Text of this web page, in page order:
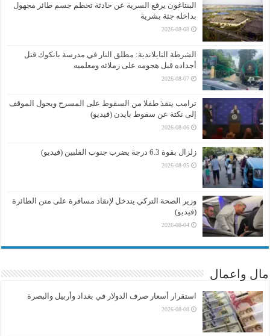
البنتاغون يرفع السرية عن حادثة تحطم جسم طائر مجهول
بداخله جثة بشرية
2026-08-08
الشرطة التايلاندية: مطلق النار في مدرسة بانكوك قتل
أجداده قبل هجومه على زملائه ومعلميه
2026-08-07
ترامب ينقذ طفلا من السقوط على المسرح ويحول الموقف
إلى نكتة عن سقوط بايدن (فيديو)
2026-08-06
زلزال بقوة 6.3 درجة يضرب جنوب الفلبين (فيديو)
2026-08-05
وزير الصحة التركي يتدخل لإنقاذ مسافرة على متن الطائرة
(فيديو)
2026-08-04
مال واعمال
استقرار أسعار صرف الدولار في بغداد وأربيل والبصرة
2026-08-08